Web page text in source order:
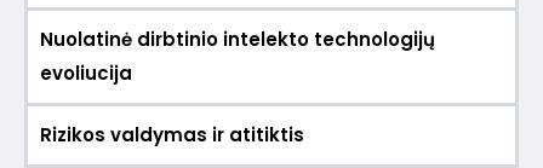
Nuolatinė dirbtinio intelekto technologijų
evoliucija
Rizikos valdymas ir atitiktis